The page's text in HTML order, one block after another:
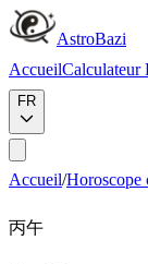
AstroBazi
AccueilCalculateur
FR
Accueil/Horoscope
丙午